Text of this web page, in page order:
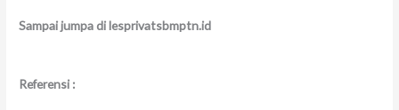
Sampai jumpa di lesprivatsbmptn.id
Referensi :